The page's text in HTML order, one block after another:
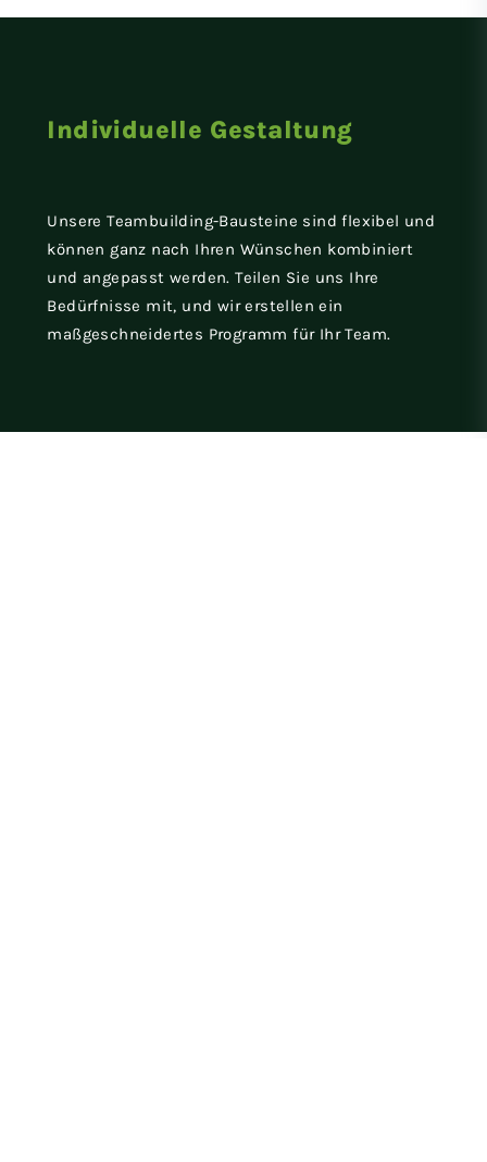
Individuelle Gestaltung
Unsere Teambuilding-Bausteine sind flexibel und
können ganz nach Ihren Wünschen kombiniert
und angepasst werden. Teilen Sie uns Ihre
Bedürfnisse mit, und wir erstellen ein
maßgeschneidertes Programm für Ihr Team.